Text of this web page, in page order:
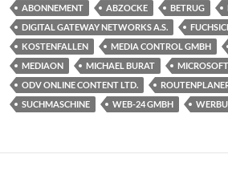
ABONNEMENT ABZOCKE BETRUG
DIGITAL GATEWAY NETWORKS A.S.
KOSTENFALLEN
MEDIA CONTROL GMBH
MEDIAON
MICHAEL BURAT
MICROSOFT
ODV ONLINE CONTENT LTD.
SUCHMASCHINE
WEB-24 GMBH